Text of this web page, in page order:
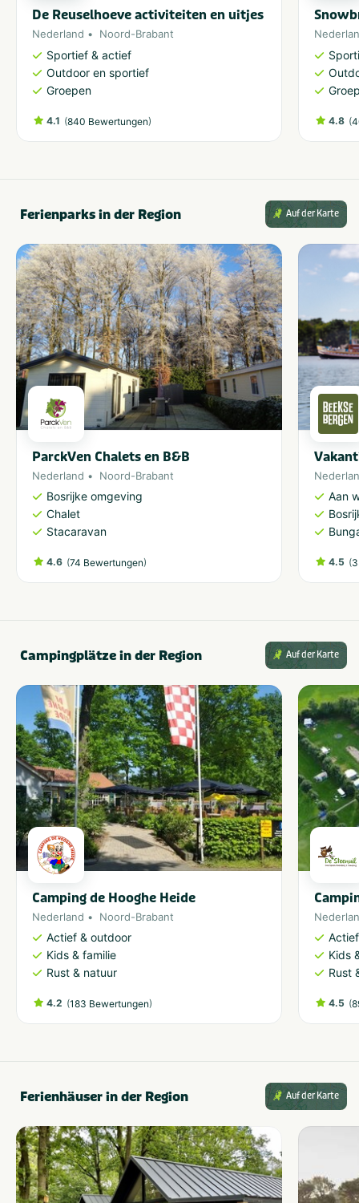
De Reuselhoeve activiteiten en uitjes
Nederland Noord-Brabant
Sportief & actief
Outdoor en sportief
Groepen
4.1 (840 Bewertungen) 4.8 (
Ferienparks in der Region Auf der Karte
ParckVen Chalets en B&B
Nederland Noord-Brabant
Bosrijke omgeving
Chalet
Stacaravan
4.6 (74 Bewertungen)
Aan
4.5 (
Campingplätze in der Region Auf der Karte
Camping de Hooghe Heide
Nederland Noord-Brabant
Actief & outdoor
Kids & familie
Rust & natuur
4.2 (183 Bewertungen)
Kids
Rust
4.5 (
Ferienhäuser in der Region Auf der Karte